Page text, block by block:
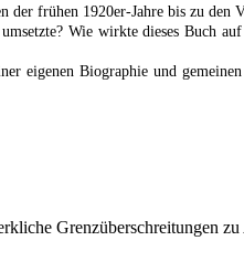
frühen 1920er-Jahre bis zu den
Wie wirkte dieses Buch
eigenen Biographie und
Grenzüberschreitungen